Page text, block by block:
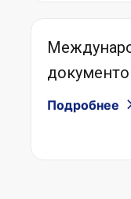
Подробнее